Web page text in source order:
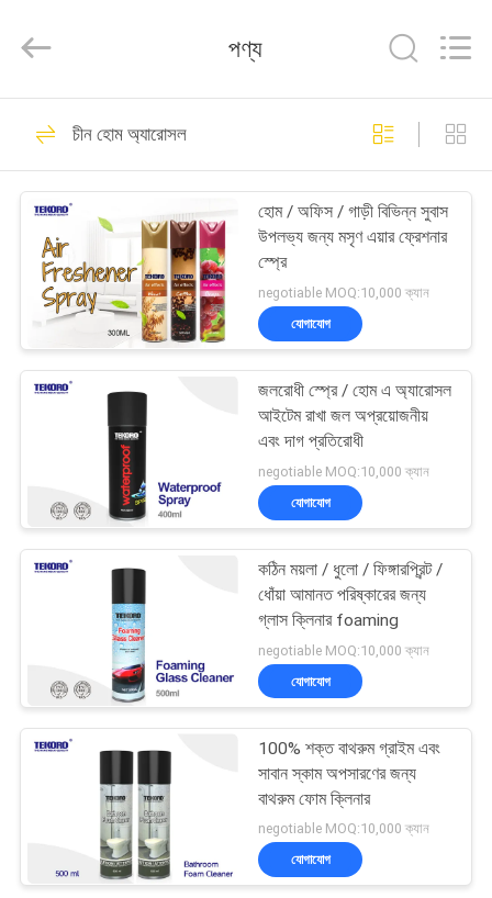
পণ্য
আমাদের
সম্পর্কে
কারখানা
নিয়ন্ত্রণ
করুন
উদ্ধৃতি
INDUSTRY
Rights
অ্যারোসল স্প্রে পেইন্ট
57
স্প্রে পেইন্ট চিহ্নিত
29
গ্রাফিতি স্প্রে পেইন্ট
30
পণ্য
চীন হোম অ্যারোসল
হোম / অফিস / গাড়ী বিভিন্ন সুবাস
উপলভ্য জন্য মসৃণ এয়ার ফ্রেশনার
স্প্রে
negotiable MOQ:10,000 ক্যান
যোগাযোগ
জলরোধী স্প্রে / হোম এ অ্যারোসল
আইটেম রাখা জল অপ্রয়োজনীয়
এবং দাগ প্রতিরোধী
negotiable MOQ:10,000 ক্যান
যোগাযোগ
কঠিন ময়লা / ধুলো / ফিঙ্গারপ্রিন্ট /
ধোঁয়া আমানত পরিষ্কারের জন্য
গ্লাস ক্লিনার foaming
negotiable MOQ:10,000 ক্যান
যোগাযোগ
100% শক্ত বাথরুম গ্রাইম এবং
সাবান স্কাম অপসারণের জন্য
বাথরুম ফোম ক্লিনার
negotiable MOQ:10,000 ক্যান
যোগাযোগ